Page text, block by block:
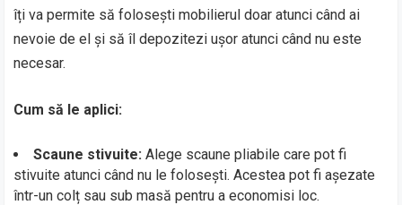
îți va permite să folosești mobilierul doar atunci când ai
nevoie de el și să îl depozitezi ușor atunci când nu este
necesar.
Cum să le aplici:
Scaune stivuite: Alege scaune pliabile care pot fi
stivuite atunci când nu le folosești. Acestea pot fi așezate
într-un colț sau sub masă pentru a economisi loc.